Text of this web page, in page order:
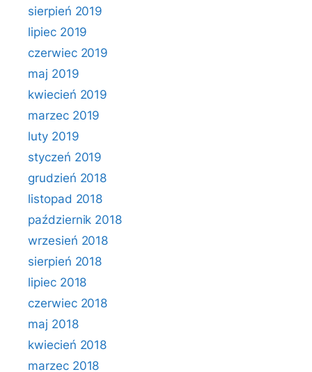
sierpień 2019
lipiec 2019
czerwiec 2019
maj 2019
kwiecień 2019
marzec 2019
luty 2019
styczeń 2019
grudzień 2018
listopad 2018
październik 2018
wrzesień 2018
sierpień 2018
lipiec 2018
czerwiec 2018
maj 2018
kwiecień 2018
marzec 2018